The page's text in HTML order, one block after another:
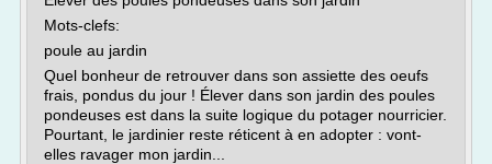
Mots-clefs:
poule au jardin
Quel bonheur de retrouver dans son assiette des oeufs
frais, pondus du jour ! Élever dans son jardin des poules
pondeuses est dans la suite logique du potager nourricier.
Pourtant, le jardinier reste réticent à en adopter : vont-
elles ravager mon jardin...